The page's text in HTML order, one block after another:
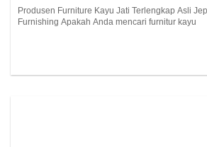
Produsen Furniture Kayu Jati Terlengkap Asli
Furnishing Apakah Anda mencari furnitur kayu